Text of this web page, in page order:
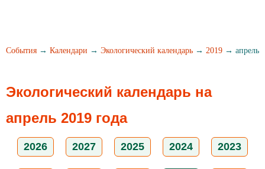
События → Календари → Экологический календарь → 2019 → апрель
Экологический календарь на
апрель 2019 года
2026 2027 2025 2024 2023